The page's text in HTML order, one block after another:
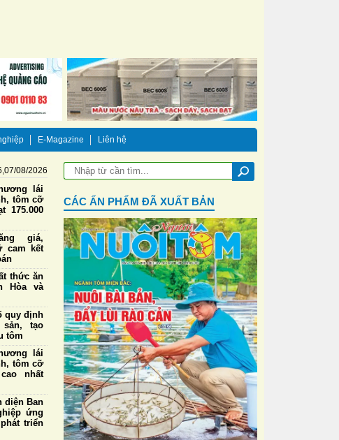
E-Magazine Liên hệ
08/2026
lái
tôm cỡ
175.000
giá,
cam kết
thức ăn
Hòa và
quy định
tạo
tôm
lái
tôm cỡ
nhất
diện Ban
ứng
triển
CÁC ẤN PHẨM ĐÃ XUẤT BẢN